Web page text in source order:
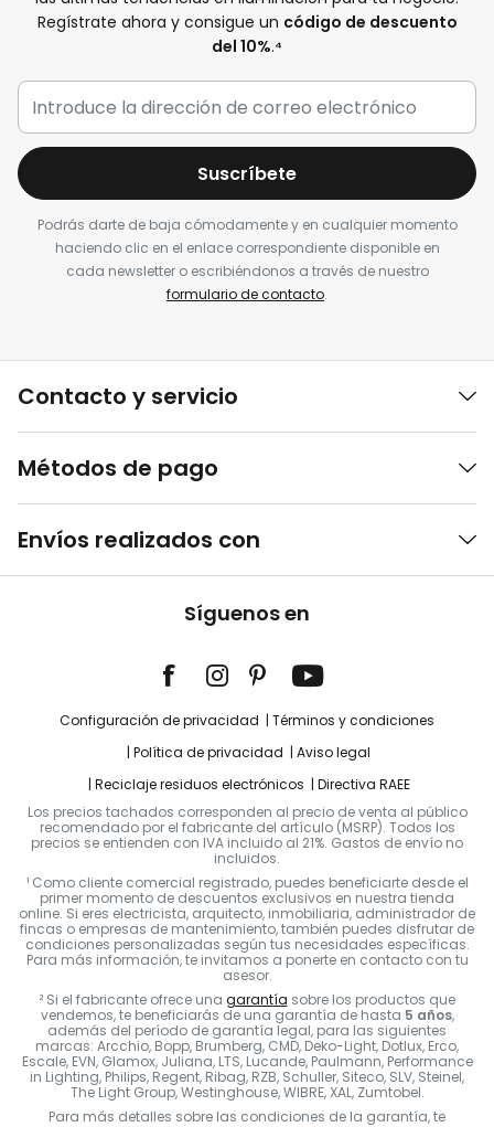
Regístrate ahora y consigue un código de descuento
del 10%.⁴
Suscríbete
Podrás darte de baja cómodamente y en cualquier momento
haciendo clic en el enlace correspondiente disponible en
cada newsletter o escribiéndonos a través de nuestro
formulario de contacto.
Contacto y servicio
Métodos de pago
Envíos realizados con
Síguenos en
Configuración de privacidad
Términos y condiciones
Política de privacidad
Aviso legal
Reciclaje residuos electrónicos
Directiva RAEE
Los precios tachados corresponden al precio de venta al público
recomendado por el fabricante del artículo (MSRP). Todos los
precios se entienden con IVA incluido al 21%. Gastos de envío no
incluidos.
¹ Como cliente comercial registrado, puedes beneficiarte desde el
primer momento de descuentos exclusivos en nuestra tienda
online. Si eres electricista, arquitecto, inmobiliaria, administrador de
fincas o empresas de mantenimiento, también puedes disfrutar de
condiciones personalizadas según tus necesidades específicas.
Para más información, te invitamos a ponerte en contacto con tu
asesor.
² Si el fabricante ofrece una garantía sobre los productos que
vendemos, te beneficiarás de una garantía de hasta 5 años,
además del período de garantía legal, para las siguientes
marcas: Arcchio, Bopp, Brumberg, CMD, Deko-Light, Dotlux, Erco,
Escale, EVN, Glamox, Juliana, LTS, Lucande, Paulmann, Performance
in Lighting, Philips, Regent, Ribag, RZB, Schuller, Siteco, SLV, Steinel,
The Light Group, Westinghouse, WIBRE, XAL, Zumtobel.
Para más detalles sobre las condiciones de la garantía, te